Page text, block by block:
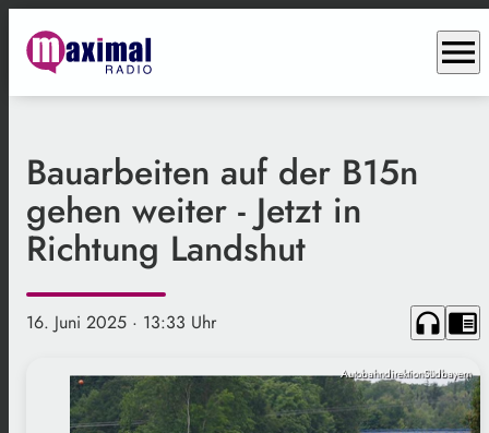
menu
Bauarbeiten auf der B15n
gehen weiter - Jetzt in
Richtung Landshut
16. Juni 2025 · 13:33 Uhr headphones chrome_reader_mode
AutobahndirektionSüdbayern